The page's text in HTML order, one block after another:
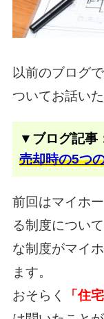
以前のブログで
ついてお話いた
▼ブログ記事
売却時の5つ
前回はマイホ
る制度につい
な制度がマイ
ます。
おそらく
「住